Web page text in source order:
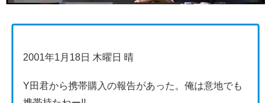
2001年1月18日 木曜日 晴
Y田君から携帯購入の報告があった。俺は意地でも